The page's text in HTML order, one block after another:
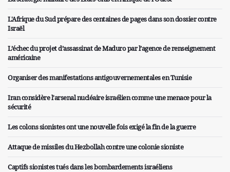
L'Afrique du Sud prépare des centaines de pages dans son dossier contre
Israël
L’échec du projet d’assassinat de Maduro par l’agence de renseignement
américaine
Organiser des manifestations antigouvernementales en Tunisie
Iran considère l'arsenal nucléaire israélien comme une menace pour la
sécurité
Les colons sionistes ont une nouvelle fois exigé la fin de la guerre
Attaque de missiles du Hezbollah contre une colonie sioniste
Captifs sionistes tués dans les bombardements israéliens